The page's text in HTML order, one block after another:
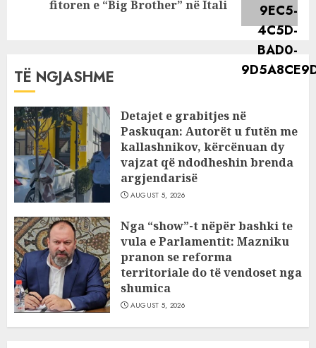
fitoren e “Big Brother” në Itali
TË NGJASHME
Detajet e grabitjes në
Paskuqan: Autorët u futën me
kallashnikov, kërcënuan dy
vajzat që ndodheshin brenda
argjendarisë
AUGUST 5, 2026
Nga “show”-t nëpër bashki te
vula e Parlamentit: Mazniku
pranon se reforma
territoriale do të vendoset nga
shumica
AUGUST 5, 2026